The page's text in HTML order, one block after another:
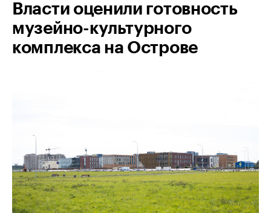
Власти оценили готовность
музейно-культурного
комплекса на Острове